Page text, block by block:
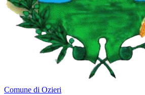
Comune di Ozieri